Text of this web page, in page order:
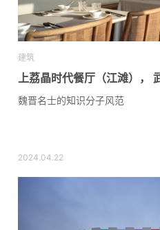
建筑
上荔晶时代餐厅（江滩），
魏晋名士的知识分子风范
2024.04.22